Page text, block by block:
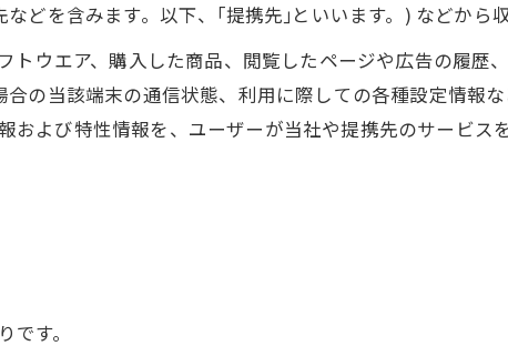
どを含みます。以下、｢提携先｣といいます。) などから
ウエア、購入した商品、閲覧したページや広告の履歴
の当該端末の通信状態、利用に際しての各種設定情報
および特性情報を、ユーザーが当社や提携先のサービス
す。